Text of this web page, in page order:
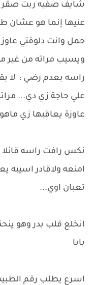
شايف صفيه ربت صقر
عنيها إنما هو عشان
حمل وانت دلوقتي
ويسيب مراته من غير
راسه بعدم رضي : لا
علي حاجة زي دي...
عاوزة يعاقبها زي
نكس رافت راسه
امنعه ولاقادر اسيبه
تعبان اوي...
انخلع قلب بدر وهو
بابا
اسرع يطلب رقم